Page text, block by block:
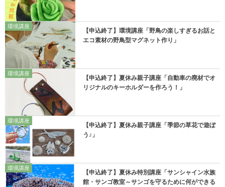
環境講座
【申込終了】環境講座「野鳥の楽しすぎるお話と
エコ素材の野鳥型マグネット作り」
環境講座
【申込終了】夏休み親子講座「自動車の廃材でオ
リジナルのキーホルダーを作ろう！」
環境講座
【申込終了】夏休み親子講座「季節の草花で遊ぼ
う♪」
環境講座
【申込終了】夏休み特別講座「サンシャイン水族
館・サンゴ教室～サンゴを守るために何ができる